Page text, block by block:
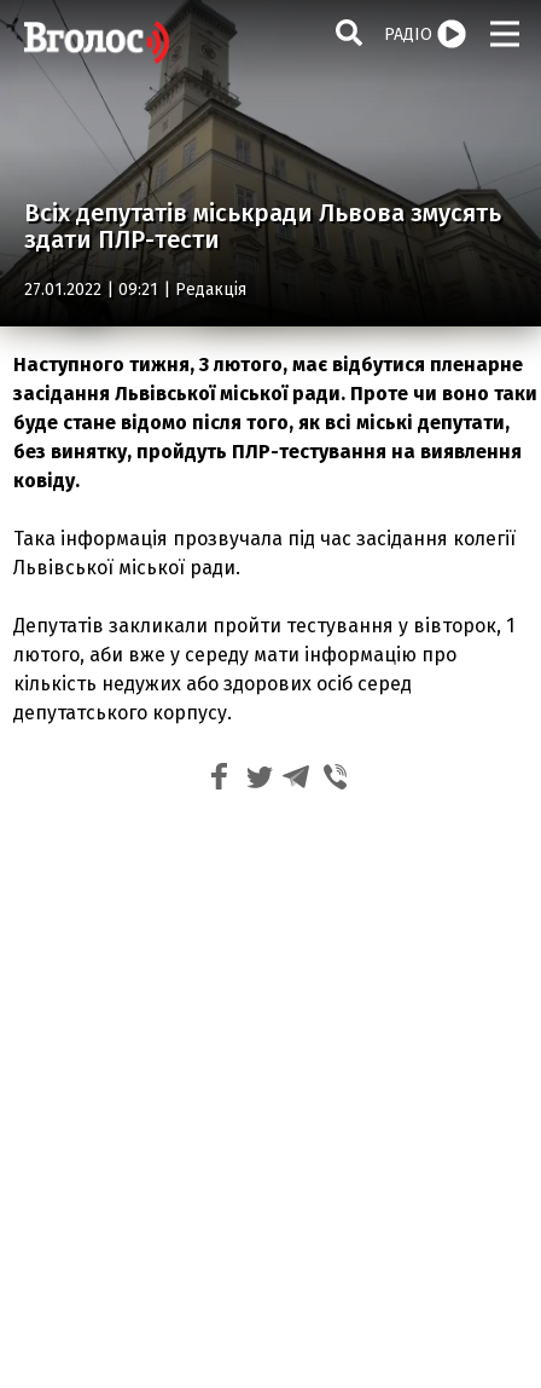
РАДІО
Всіх депутатів міськради Львова змусять
здати ПЛР-тести
27.01.2022 | 09:21 | Редакція
Наступного тижня, 3 лютого, має відбутися пленарне
засідання Львівської міської ради. Проте чи воно таки
буде стане відомо після того, як всі міські депутати,
без винятку, пройдуть ПЛР-тестування на виявлення
ковіду.
Така інформація прозвучала під час засідання колегії
Львівської міської ради.
Депутатів закликали пройти тестування у вівторок, 1
лютого, аби вже у середу мати інформацію про
кількість недужих або здорових осіб серед
депутатського корпусу.